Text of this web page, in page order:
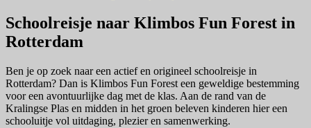
Schoolreisje naar Klimbos Fun Forest in
Rotterdam
Ben je op zoek naar een actief en origineel schoolreisje in
Rotterdam? Dan is Klimbos Fun Forest een geweldige bestemming
voor een avontuurlijke dag met de klas. Aan de rand van de
Kralingse Plas en midden in het groen beleven kinderen hier een
schooluitje vol uitdaging, plezier en samenwerking.